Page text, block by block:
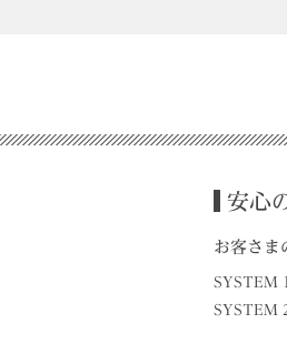
安心
お客さま
SYSTEM 1
SYSTEM